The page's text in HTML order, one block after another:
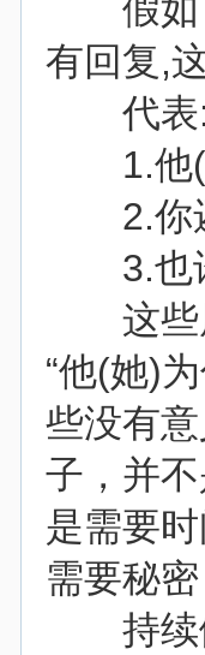
假如，
有回复,
代表:
1.他(
2.你还
3.也许
这些原
“他(她)
些没有
子，并
是需要
需要秘
持续